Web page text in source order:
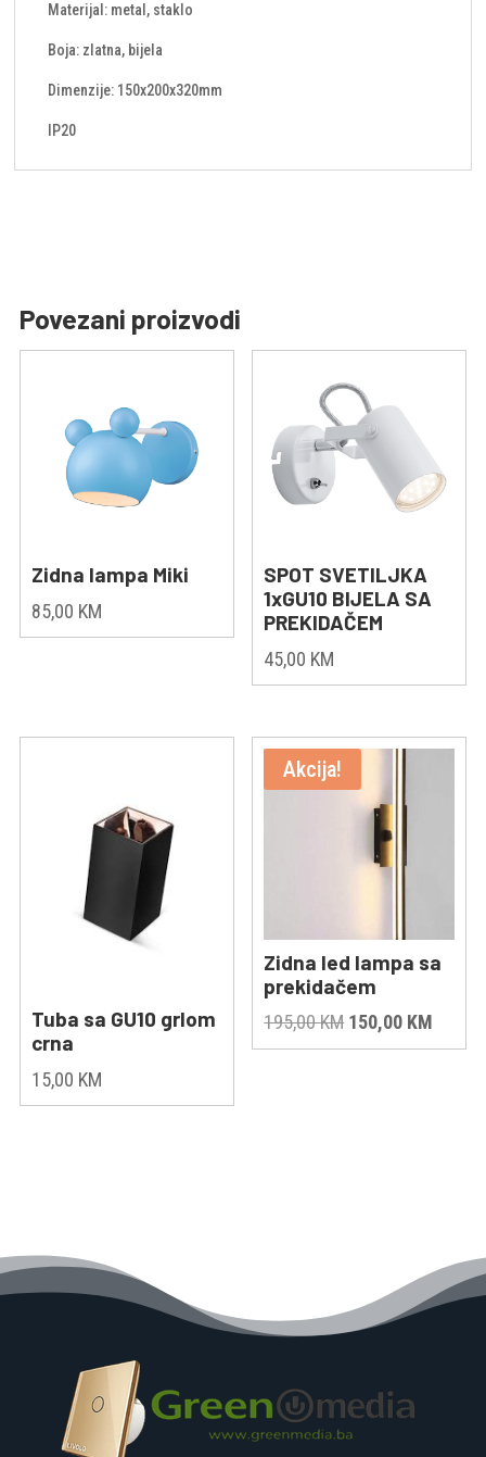
Materijal: metal, staklo
Boja: zlatna, bijela
Dimenzije: 150x200x320mm
IP20
Povezani proizvodi
Zidna lampa Miki
85,00 KM
SPOT SVETILJKA
1xGU10 BIJELA SA
PREKIDAČEM
45,00 KM
Tuba sa GU10 grlom
crna
15,00 KM
Akcija!
Zidna led lampa sa
prekidačem
195,00KM Original
price
150,00 KM
price